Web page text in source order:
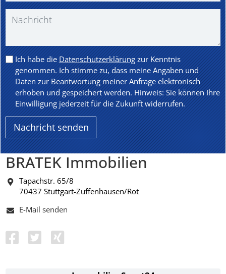
Ich habe dieDatenschutzerklärungzur Kenntnis
genommen. Ich stimme zu, dass meine Angaben und
Daten zur Beantwortung meiner Anfrage elektronisch
erhoben und gespeichert werden. Hinweis: Sie können Ihre
Einwilligung jederzeit für die Zukunft widerrufen.
BRATEK Immobilien
Tapachstr. 65/8
70437 Stuttgart-Zuffenhausen/Rot
E-Mail senden